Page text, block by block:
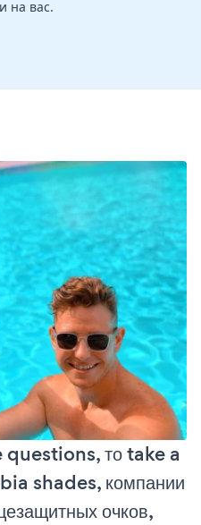
на вас.
questions, то take a
shades, компании
очков,